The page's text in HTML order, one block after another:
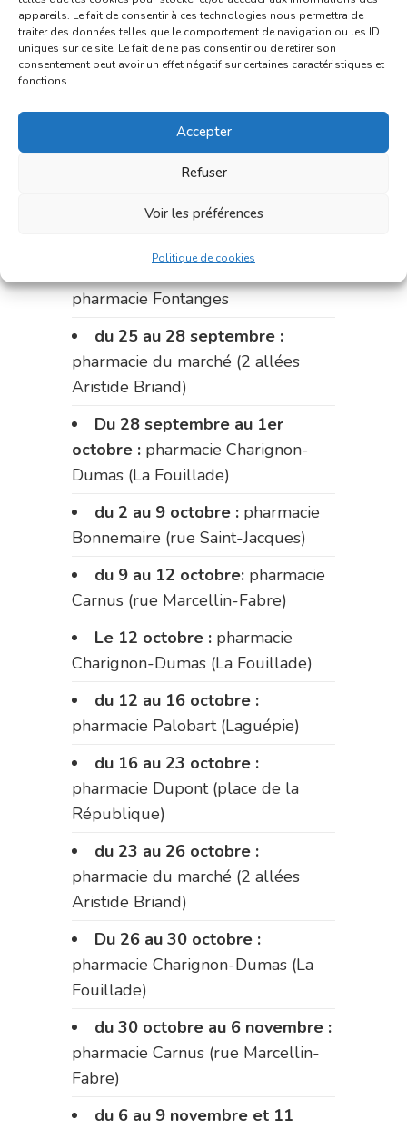
appareils. Le fait de consentir à ces technologies nous permettra de
traiter des données telles que le comportement de navigation ou les ID
uniques sur ce site. Le fait de ne pas consentir ou de retirer son
consentement peut avoir un effet négatif sur certaines caractéristiques et
fonctions.
Accepter
Refuser
Voir les préférences
Politique de cookies
Fabre)
du 11 au 14 septembre :
République)
Le 14 septembre :pharmacie
Charignon-Dumas (La Fouillade)
du 14 au 18 septembre :
pharmacie Fontanges
du 25 au 28 septembre :
pharmacie du marché (2 allées
Aristide Briand)
Du 28 septembre au 1er
octobre : pharmacie Charignon-
Dumas (La Fouillade)
du 2 au 9 octobre : pharmacie
Bonnemaire (rue Saint-Jacques)
du 9 au 12 octobre: pharmacie
Carnus (rue Marcellin-Fabre)
Le 12 octobre : pharmacie
Charignon-Dumas (La Fouillade)
du 12 au 16 octobre :
pharmacie Palobart (Laguépie)
du 16 au 23 octobre :
pharmacie Dupont (place de la
République)
du 23 au 26 octobre :
pharmacie du marché (2 allées
Aristide Briand)
Du 26 au 30 octobre :
pharmacie Charignon-Dumas (La
Fouillade)
du 30 octobre au 6 novembre :
pharmacie Carnus (rue Marcellin-
Fabre)
du 6 au 9 novembre et 11